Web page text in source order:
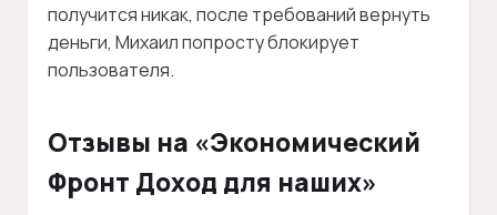
получится никак, после требований вернуть
деньги, Михаил попросту блокирует
пользователя.
Отзывы на «Экономический
Фронт Доход для наших»